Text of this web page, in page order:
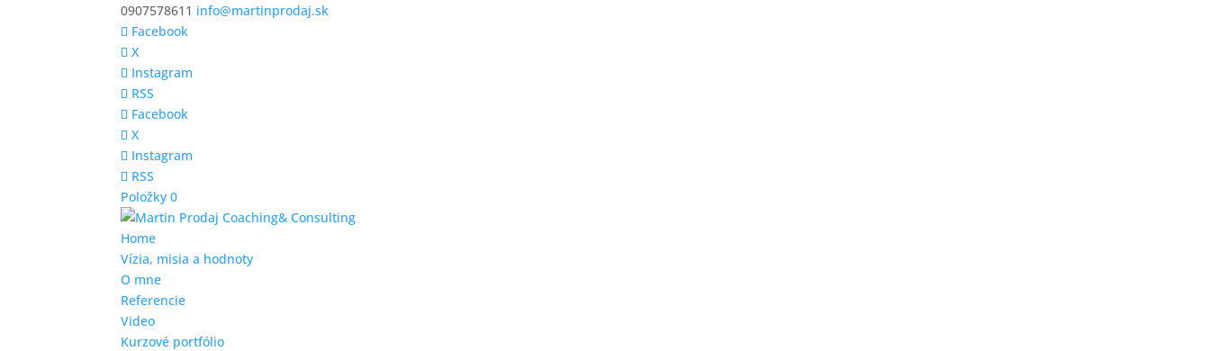
0907578611 info@martinprodaj.sk
Facebook
X
Instagram
RSS
Facebook
X
Instagram
RSS
Položky 0
Home
Vízia, misia a hodnoty
O mne
Referencie
Video
Kurzové portfólio